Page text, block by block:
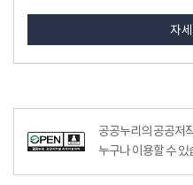
자
공공누리의 공공저
누구나 이용할 수 있